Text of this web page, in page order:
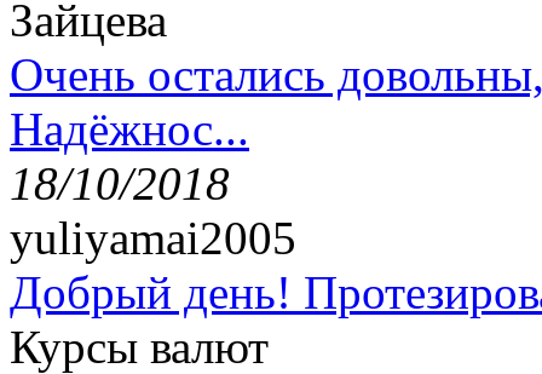
Зайцева
Очень остались
Надёжнос...
18/10/2018
yuliyamai2005
Добрый день!
Курсы валют